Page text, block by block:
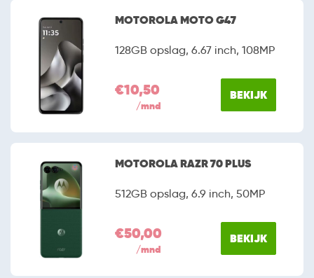
MOTOROLA MOTO G47
128GB opslag, 6.67 inch, 108MP
€10,50
/mnd
BEKIJK
MOTOROLA RAZR 70 PLUS
512GB opslag, 6.9 inch, 50MP
€50,00
/mnd
BEKIJK